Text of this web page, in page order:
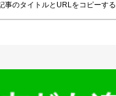
事のタイトルとURLをコピーする